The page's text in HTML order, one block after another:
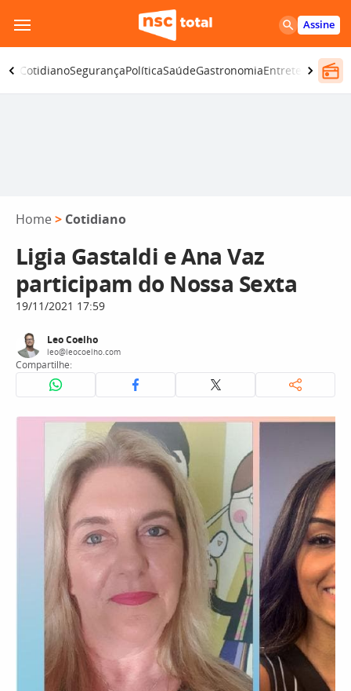
para
o
conteúdo
Assine
CotidianoSegurançaPolíticaSaúdeGastronomiaEntretenimento
Home > Cotidiano
Ligia Gastaldi e Ana Vaz
participam do Nossa Sexta
19/11/2021 17:59
Leo Coelho
leo@leocoelho.com
Compartilhe: